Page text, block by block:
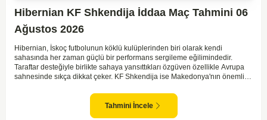
Hibernian KF Shkendija İddaa Maç Tahmini 06
Ağustos 2026
Hibernian, İskoç futbolunun köklü kulüplerinden biri olarak kendi
sahasında her zaman güçlü bir performans sergileme eğilimindedir.
Taraftar desteğiyle birlikte sahaya yansıttıkları özgüven özellikle Avrupa
sahnesinde sıkça dikkat çeker. KF Shkendija ise Makedonya'nın önemli
biriktirmektedir. Ancak deplasman maçlarında zaman zaman istikrarsız
sonuçlar alabilmekteler. Hibernian'ın genel olarak daha organize
oynayan bir ekip olması, maçın favorisi olmalarını sağlıyor. İki takımın da
Tahmini İncele